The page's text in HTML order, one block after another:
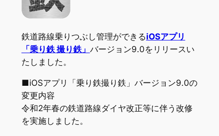
鉄道路線乗りつぶし管理ができるiOSアプリ
「乗り鉄 撮り鉄」 バージョン9.0をリリースい
たしました。
■iOSアプリ「乗り鉄撮り鉄」バージョン9.0の
変更内容
令和2年春の鉄道路線ダイヤ改正等に伴う改修
を実施しました。